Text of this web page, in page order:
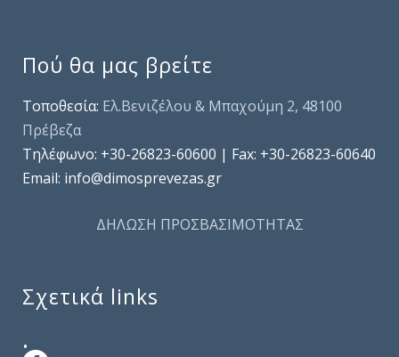
Πού θα μας βρείτε
Τοποθεσία: Ελ.Βενιζέλου & Μπαχούμη 2, 48100
Πρέβεζα
Τηλέφωνo: +30-26823-60600 | Fax: +30-26823-60640
Email: info@dimosprevezas.gr
ΔΗΛΩΣΗ ΠΡΟΣΒΑΣΙΜΟΤΗΤΑΣ
Σχετικά links
.